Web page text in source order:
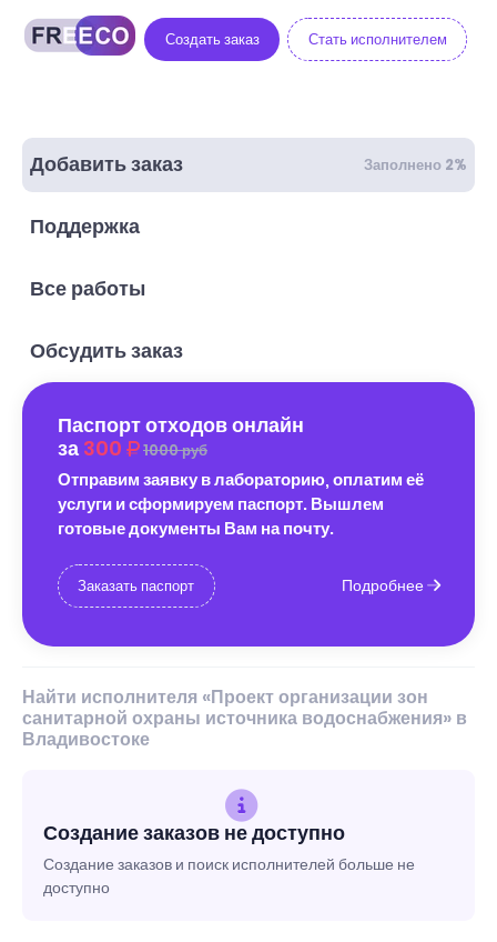
Создать заказ Стать исполнителем
Добавить заказ Заполнено 2%
Поддержка
Все работы
Обсудить заказ
Паспорт отходов онлайн
за 300 1000 руб
Отправим заявку в лабораторию, оплатим её
услуги и сформируем паспорт. Вышлем
готовые документы Вам на почту.
Заказать паспорт Подробнее
Найти исполнителя «Проект организации зон
санитарной охраны источника водоснабжения» в
Владивостоке
Создание заказов не доступно
Создание заказов и поиск исполнителей больше не
доступно